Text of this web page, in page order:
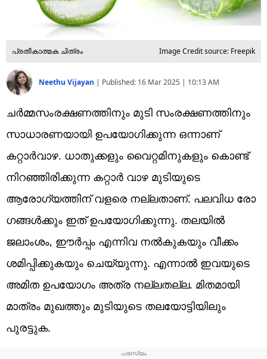
പ്രതീകാത്മക ചിത്രം Image Credit source: Freepik
Neethu Vijayan | Published: 16 Mar 2025 | 10:13 AM
ചർമ്മസംരക്ഷണത്തിനും മുടി സംരക്ഷണത്തിനും
സാധാരണയായി ഉപയോഗിക്കുന്ന ഒന്നാണ്
കറ്റാർവാഴ. ധാതുക്കളും വൈറ്റമിനുകളും കൊണ്ട്
നിറഞ്ഞിരിക്കുന്ന കറ്റാർ വാഴ മുടിയുടെ
ആരോഗ്യത്തിന് വളരെ നല്ലതാണ്. പലവിധ രോ​
ഗങ്ങൾക്കും ഇത് ഉപയോ​ഗിക്കുന്നു. തലയിൽ
ജലാംശം, ഈർപ്പം എന്നിവ നൽകുകയും വീക്കം
ശമിപ്പിക്കുകയും ചെയ്യുന്നു. എന്നാൽ ഇവയുടെ
അമിത ഉപയോ​ഗം അത്ര നല്ലതല്ല. മിതമായി
മാത്രം മുഖത്തും മുടിയുടെ തലയോട്ടിയിലും
പുരട്ടുക.